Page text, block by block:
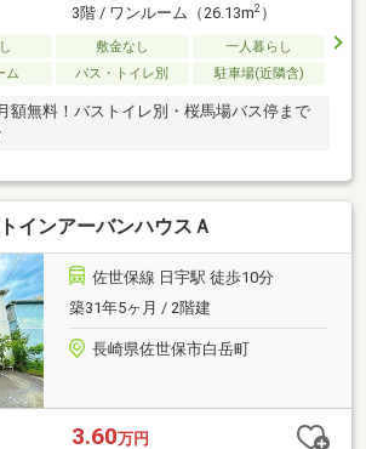
3階 / ワンルーム（26.13m2）
敷金なし
一人暮らし
ム
バス・トイレ別 駐車場(近隣含)
額無料！バストイレ別・桜馬場バス停まで
インアーバンハウスＡ
佐世保線 日宇駅 徒歩10分
築31年5ヶ月 / 2階建
長崎県佐世保市白岳町
3.60万円